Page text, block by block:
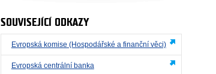
SOUVISEJÍCÍ ODKAZY
Evropská komise (Hospodářské a finanční věci)
Evropská centrální banka